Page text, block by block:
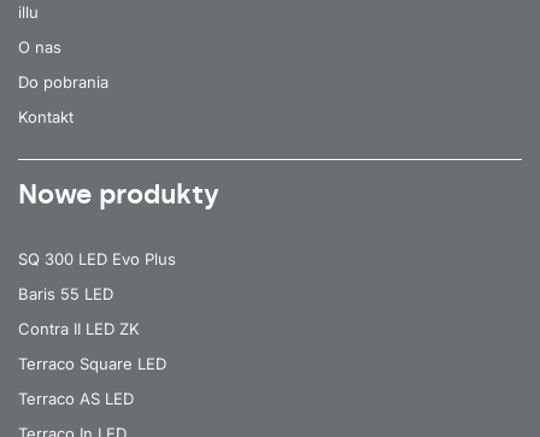
illu
O nas
Do pobrania
Kontakt
Nowe produkty
SQ 300 LED Evo Plus
Baris 55 LED
Contra II LED ZK
Terraco Square LED
Terraco AS LED